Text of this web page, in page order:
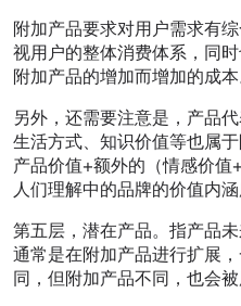
附加产品要求对用户需求有
视用户的整体消费体系，同
附加产品的增加而增加的成本
另外，还需要注意是，产品
生活方式、知识价值等也属
产品价值+额外的（情感价值
人们理解中的品牌的价值内涵
第五层，潜在产品。指产品
通常是在附加产品进行扩展
同，但附加产品不同，也会